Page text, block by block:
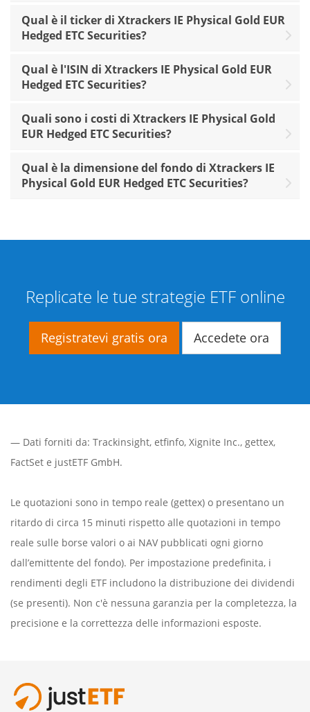
Qual è il ticker di Xtrackers IE Physical Gold EUR
Hedged ETC Securities?
Qual è l'ISIN di Xtrackers IE Physical Gold EUR
Hedged ETC Securities?
Quali sono i costi di Xtrackers IE Physical Gold
EUR Hedged ETC Securities?
Qual è la dimensione del fondo di Xtrackers IE
Physical Gold EUR Hedged ETC Securities?
Replicate le tue strategie ETF online
Registratevi gratis ora Accedete ora
— Dati forniti da: Trackinsight, etfinfo, Xignite Inc., gettex,
FactSet e justETF GmbH.
Le quotazioni sono in tempo reale (gettex) o presentano un
ritardo di circa 15 minuti rispetto alle quotazioni in tempo
reale sulle borse valori o ai NAV pubblicati ogni giorno
dall’emittente del fondo). Per impostazione predefinita, i
rendimenti degli ETF includono la distribuzione dei dividendi
(se presenti). Non c'è nessuna garanzia per la completezza, la
precisione e la correttezza delle informazioni esposte.